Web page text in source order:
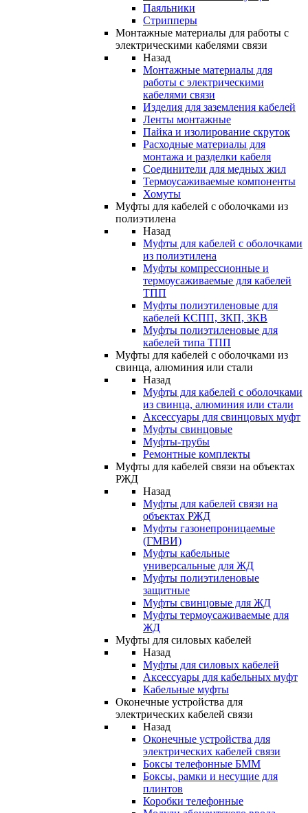
Паяльники
Стрипперы
Монтажные материалы для работы с
электрическими кабелями связи
Назад
Монтажные материалы для
работы с электрическими
кабелями связи
Изделия для заземления кабелей
Ленты монтажные
Пайка и изолирование скруток
Расходные материалы для
монтажа и разделки кабеля
Соединители для медных жил
Термоусаживаемые компоненты
Хомуты
Муфты для кабелей с оболочками из
полиэтилена
Назад
Муфты для кабелей с оболочками
из полиэтилена
Муфты компрессионные и
термоусаживаемые для кабелей
ТПП
Муфты полиэтиленовые для
кабелей КСПП, ЗКП, ЗКВ
Муфты полиэтиленовые для
кабелей типа ТПП
Муфты для кабелей с оболочками из
свинца, алюминия или стали
Назад
Муфты для кабелей с оболочками
из свинца, алюминия или стали
Аксессуары для свинцовых муфт
Муфты свинцовые
Муфты-трубы
Ремонтные комплекты
Муфты для кабелей связи на объектах
РЖД
Назад
Муфты для кабелей связи на
объектах РЖД
Муфты газонепроницаемые
(ГМВИ)
Муфты кабельные
универсальные для ЖД
Муфты полиэтиленовые
защитные
Муфты свинцовые для ЖД
Муфты термоусаживаемые для
ЖД
Муфты для силовых кабелей
Назад
Муфты для силовых кабелей
Аксессуары для кабельных муфт
Кабельные муфты
Оконечные устройства для
электрических кабелей связи
Назад
Оконечные устройства для
электрических кабелей связи
Боксы телефонные БММ
Боксы, рамки и несущие для
плинтов
Коробки телефонные